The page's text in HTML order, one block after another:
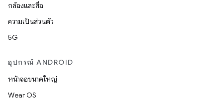
กล้องและสื่อ
ความเป็นส่วนตัว
5G
อุปกรณ์ ANDROID
หน้าจอขนาดใหญ่
Wear OS